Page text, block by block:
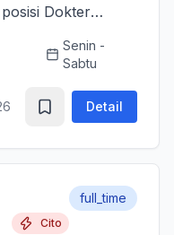
Dokter
estetika yang
Senin -
Sabtu
Detail
Cito
full_time